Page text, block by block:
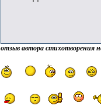
отзыв автора стихотворения